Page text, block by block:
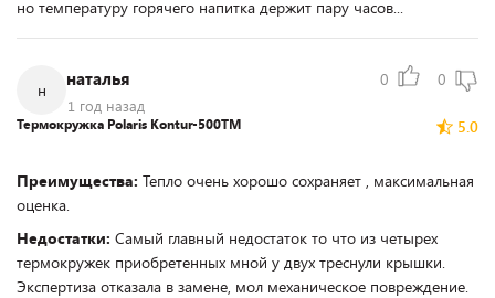
но температуру горячего напитка держит пару часов...
н
наталья
1 год назад
0 0
5.0
Термокружка Polaris Kontur-500TM
Преимущества: Тепло очень хорошо сохраняет , максимальная
оценка.
Недостатки: Самый главный недостаток то что из четырех
термокружек приобретенных мной у двух треснули крышки.
Экспертиза отказала в замене, мол механическое повреждение.